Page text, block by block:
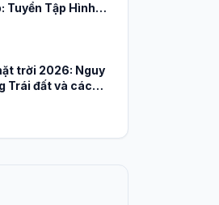
Tuyển Tập Hình
Cho Năm 2026
trời 2026: Nguy
Trái đất và cách